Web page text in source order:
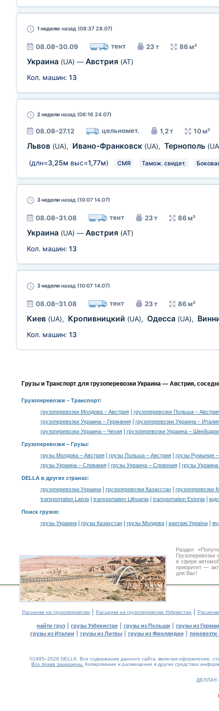
1 неделю назад (08:37 28.07)
08.08–30.09 тент 23 т 86 м³
Украина (UA) — Австрия (AT)
Кол. машин: 13
2 недели назад (06:16 24.07)
08.08–27.12 цельномет. 1,2 т 10 м³
Львов (UA), Ивано-Франковск (UA), Тернополь
(длн=3,25м выс=1,77м) CMR Тамож. свидет.
3 недели назад (10:07 14.07)
08.08–31.08 тент 23 т 86 м³
Украина (UA) — Австрия (AT)
Кол. машин: 13
3 недели назад (10:07 14.07)
08.08–31.08 тент 23 т 86 м³
Киев (UA), Кропивницкий (UA), Одесса (UA),
Кол. машин: 13
Грузы и Транспорт для грузоперевозки Украина — Австрия,
Грузоперевозки – Транспорт:
грузоперевозки Молдова – Австрия|
грузоперевозки Польша –
грузоперевозки Украина – Германия|
грузоперевозки Украина –
грузоперевозки Украина – Чехия| грузоперевозки Украина –
Грузоперевозки – Грузы:
грузы Молдова – Австрия| грузы Польша – Австрия|
грузы Румыния –
грузы Украина – Словакия| грузы Украина – Словения| грузы
DELLA в других странах:
грузоперевозки Украина| грузоперевозки Казахстан|
грузоперевозки
transportation Latvia| transportation Lithuania| transportation Estonia|
Поиск грузов:
грузы Украина| грузы Казахстан| грузы Молдова| вантажі Україна|
Раздел
в сфере
приоритет —
для Вас!
Расценки на грузоперевозки | Расценки на грузоперевозки Узбекистан |
найти груз | грузы Узбекистан | грузы из Польши | грузы из
грузы из Италии | грузы из Литвы| грузы из Финляндии | перевезти
©1995–2026 DELLA. Все содержание данного сайта, включая оформление,
Все права защищены. Копирование и размещение в других средствах